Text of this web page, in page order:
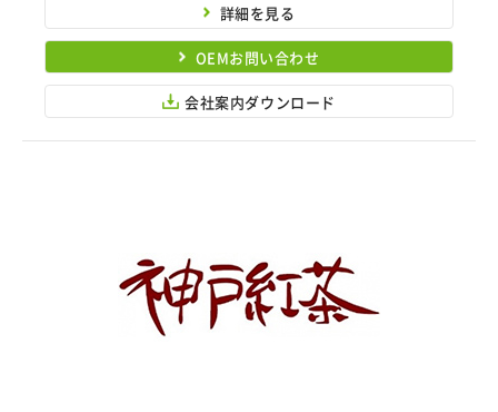
詳細を見る
OEMお問い合わせ
会社案内ダウンロード